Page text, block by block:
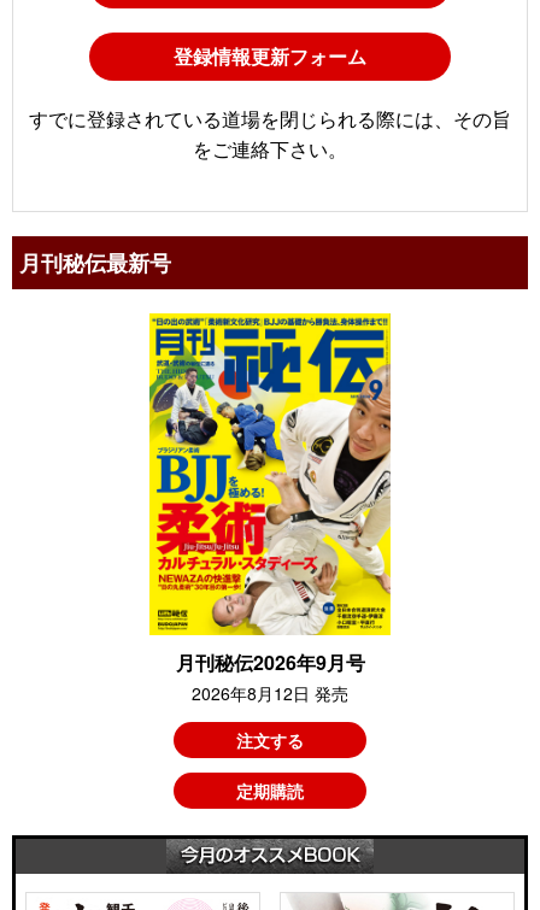
登録情報更新フォーム
すでに登録されている道場を閉じられる際には、その旨
をご連絡下さい。
月刊秘伝最新号
月刊秘伝2026年9月号
2026年8月12日 発売
注文する
定期購読